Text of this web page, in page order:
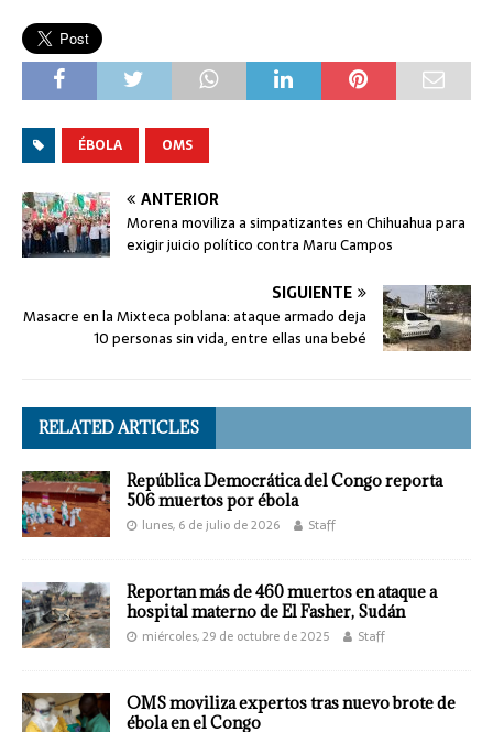
ÉBOLA OMS
ANTERIOR
Morena moviliza a simpatizantes en Chihuahua para
exigir juicio político contra Maru Campos
SIGUIENTE
Masacre en la Mixteca poblana: ataque armado deja
10 personas sin vida, entre ellas una bebé
RELATED ARTICLES
República Democrática del Congo reporta
506 muertos por ébola
lunes, 6 de julio de 2026 Staff
Reportan más de 460 muertos en ataque a
hospital materno de El Fasher, Sudán
miércoles, 29 de octubre de 2025 Staff
OMS moviliza expertos tras nuevo brote de
ébola en el Congo